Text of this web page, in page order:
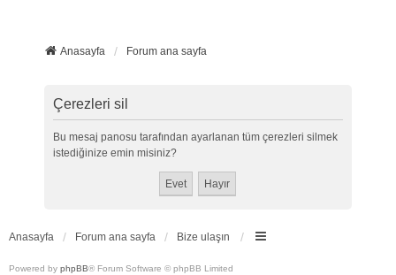
Anasayfa Forum ana sayfa
Çerezleri sil
Bu mesaj panosu tarafından ayarlanan tüm çerezleri silmek
istediğinize emin misiniz?
Anasayfa Forum ana sayfa Bize ulaşın
Powered by phpBB® Forum Software © phpBB Limited